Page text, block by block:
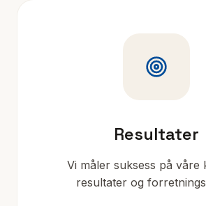
Resultater
Vi måler suksess på våre
resultater og